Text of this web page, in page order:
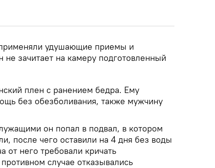
удушающие приемы и
не зачитает на камеру подготовленный
плен с ранением бедра. Ему
без обезболивания, также мужчину
он попал в подвал, в котором
после чего оставили на 4 дня без воды
него требовали кричать
случае отказывались